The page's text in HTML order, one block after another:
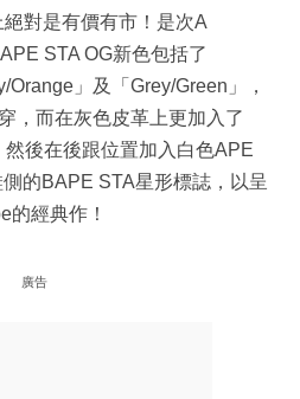
對是有價有市！是次A
STA OG新色包括了
Orange」及「Grey/Green」，
，而在灰色皮革上更加入了
然後在後跟位置加入白色APE
的BAPE STA星形標誌，以呈
的經典作！
廣告